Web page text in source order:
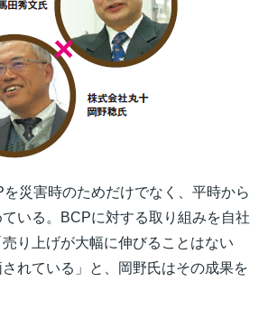
災害時のためだけでなく、平時から
いる。BCPに対する取り組みを自社
り上げが大幅に伸びることはない
れている」と、岡野氏はその成果を